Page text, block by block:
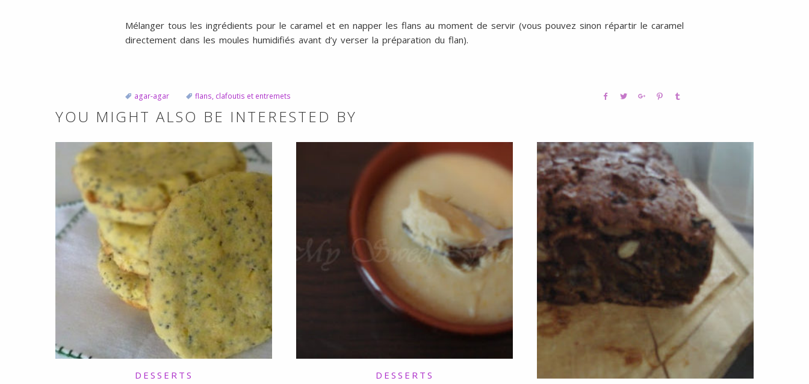
Mélanger tous les ingrédients pour le caramel et en napper les flans au moment de servir (vous pouvez sinon répartir le caramel
directement dans les moules humidifiés avant d’y verser la préparation du flan).
agar-agar flans, clafoutis et entremets
YOU MIGHT ALSO BE INTERESTED BY
DESSERTS DESSERTS